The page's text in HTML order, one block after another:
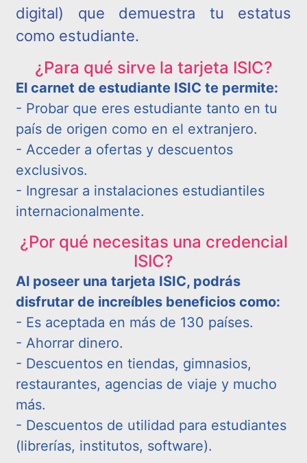
digital) que demuestra tu estatus
como estudiante.
¿Para qué sirve la tarjeta ISIC?
El carnet de estudiante ISIC te permite:
- Probar que eres estudiante tanto en tu
país de origen como en el extranjero.
- Acceder a ofertas y descuentos
exclusivos.
- Ingresar a instalaciones estudiantiles
internacionalmente.
¿Por qué necesitas una credencial
ISIC?
Al poseer una tarjeta ISIC, podrás
disfrutar de increíbles beneficios como:
- Es aceptada en más de 130 países.
- Ahorrar dinero.
- Descuentos en tiendas, gimnasios,
restaurantes, agencias de viaje y mucho
más.
- Descuentos de utilidad para estudiantes
(librerías, institutos, software).